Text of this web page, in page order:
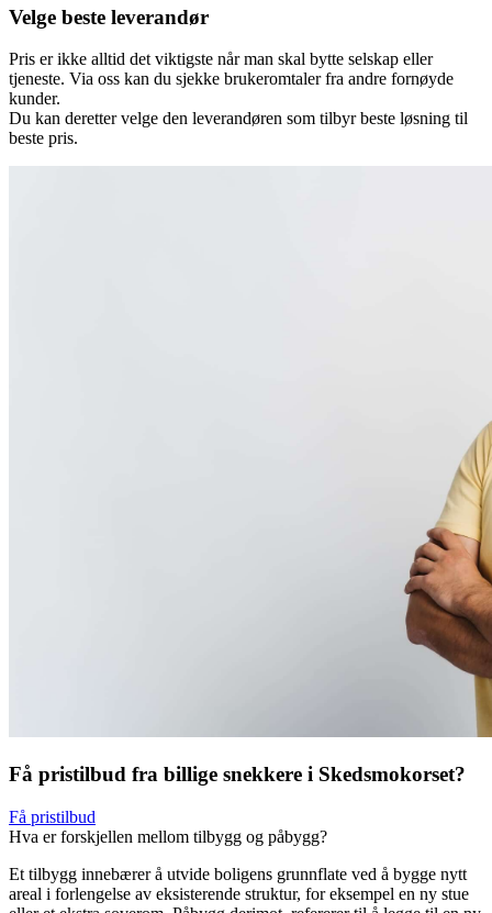
Velge beste leverandør
Pris er ikke alltid det viktigste når man skal bytte selskap eller
tjeneste. Via oss kan du sjekke brukeromtaler fra andre fornøyde
kunder.
Du kan deretter velge den leverandøren som tilbyr beste løsning til
beste pris.
Få pristilbud fra billige snekkere i Skedsmokorset?
Få pristilbud
Hva er forskjellen mellom tilbygg og påbygg?
Et tilbygg innebærer å utvide boligens grunnflate ved å bygge nytt
areal i forlengelse av eksisterende struktur, for eksempel en ny stue